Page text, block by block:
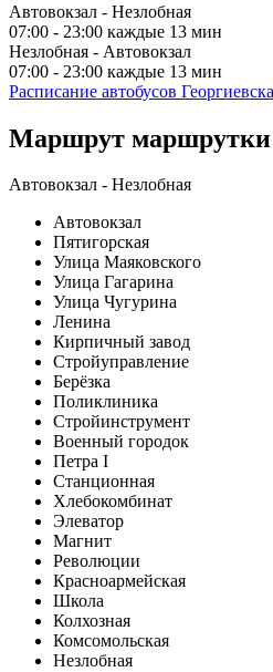
Автовокзал - Незлобная
07:00 - 23:00 каждые 13 мин
Незлобная - Автовокзал
07:00 - 23:00 каждые 13 мин
Расписание автобусов Георгиевска
Маршрут маршрутки
Автовокзал - Незлобная
Автовокзал
Пятигорская
Улица Маяковского
Улица Гагарина
Улица Чугурина
Ленина
Кирпичный завод
Стройуправление
Берёзка
Поликлиника
Стройинструмент
Военный городок
Петра I
Станционная
Хлебокомбинат
Элеватор
Магнит
Революции
Красноармейская
Школа
Колхозная
Комсомольская
Незлобная